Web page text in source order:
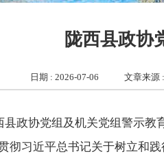
陇西县政协
日期 : 2026-07-06 文章来源
县政协党组及机关党组警示
彻习近平总书记关于树立和